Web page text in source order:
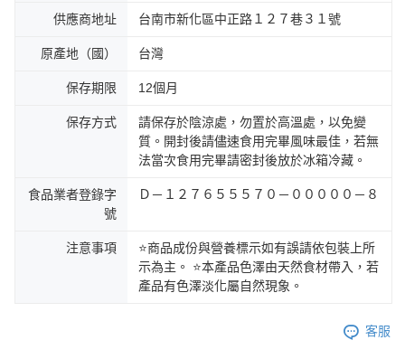
供應商地址 台南市新化區中正路１２７巷３１號
原產地（國） 台灣
保存期限 12個月
保存方式
請保存於陰涼處，勿置於高溫處，以免變
質。開封後請儘速食用完畢風味最佳，若無
法當次食用完畢請密封後放於冰箱冷藏。
食品業者登錄字
號
Ｄ－１２７６５５５７０－０００００－８
注意事項
⭐商品成份與營養標示如有誤請依包裝上所
示為主。 ⭐本產品色澤由天然食材帶入，若
產品有色澤淡化屬自然現象。
客服